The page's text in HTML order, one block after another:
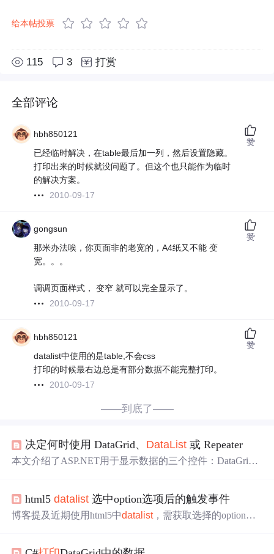
给本帖投票
115 3 打赏
全部评论
hbh850121
已经临时解决，在table最后加一列，然后设置隐藏。
打印出来的时候就没问题了。但这个也只能作为临时
的解决方案。
2010-09-17
赞
gongsun
那米办法唉，你页面非的老宽的，A4纸又不能 变
宽。。。
调调页面样式， 变窄 就可以完全显示了。
2010-09-17
赞
hbh850121
datalist中使用的是table,不会css
打印的时候最右边总是有部分数据不能完整打印。
2010-09-17
赞
——到底了——
决定何时使用 DataGrid、 DataList 或 Repeater
本文介绍了ASP.NET用于显示数据的三个控件：DataGri
能多但自定义差、性能低；DataList自定义强、性能较
好；Repeater灵活性高、性能最佳，但开发时间长且缺少内
html5datalist 选中option选项后的触发事件
博客提及近期使用html5中datalist，需获取选择的option选